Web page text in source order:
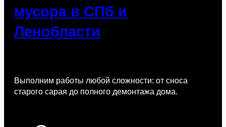
мусора в СПб и
Ленобласти
Выполним работы любой сложности: от сноса
старого сарая до полного демонтажа дома.